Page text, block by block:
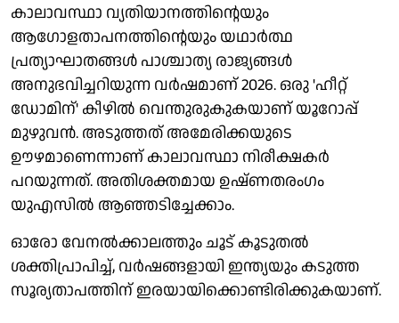
കാലാവസ്ഥാ വ്യതിയാനത്തിന്റെയും
ആഗോളതാപനത്തിന്റെയും യഥാർത്ഥ
പ്രത്യാഘാതങ്ങൾ പാശ്ചാത്യ രാജ്യങ്ങൾ
അനുഭവിച്ചറിയുന്ന വർഷമാണ് 2026. ഒരു 'ഹീറ്റ്
ഡോമിന്' കീഴിൽ വെന്തുരുകുകയാണ് യൂറോപ്പ്
മുഴുവൻ. അടുത്തത് അമേരിക്കയുടെ
ഊഴമാണെന്നാണ് കാലാവസ്ഥാ നിരീക്ഷകർ
പറയുന്നത്. അതിശക്തമായ ഉഷ്ണതരംഗം
യുഎസിൽ ആഞ്ഞടിച്ചേക്കാം.
ഓരോ വേനൽക്കാലത്തും ചൂട് കൂടുതൽ
ശക്തിപ്രാപിച്ച്, വർഷങ്ങളായി ഇന്ത്യയും കടുത്ത
സൂര്യതാപത്തിന് ഇരയായിക്കൊണ്ടിരിക്കുകയാണ്.